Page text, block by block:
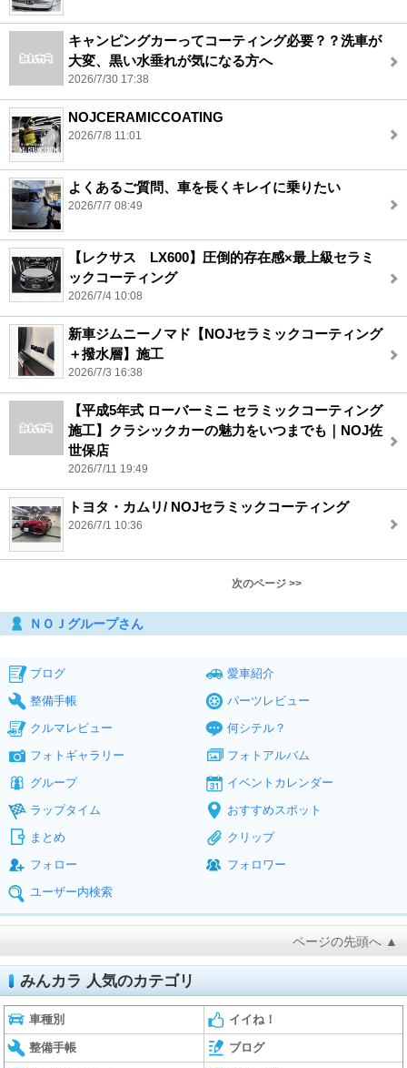
キャンピングカーってコーティング必要？？洗車が
大変、黒い水垂れが気になる方へ
2026/7/30 17:38
NOJCERAMICCOATING
2026/7/8 11:01
よくあるご質問、車を長くキレイに乗りたい
2026/7/7 08:49
【レクサス LX600】圧倒的存在感×最上級セラミ
ックコーティング
2026/7/4 10:08
新車ジムニーノマド【NOJセラミックコーティング
＋撥水層】施工
2026/7/3 16:38
【平成5年式 ローバーミニ セラミックコーティング
施工】クラシックカーの魅力をいつまでも｜NOJ佐
世保店
2026/7/11 19:49
トヨタ・カムリ/ NOJセラミックコーティング
2026/7/1 10:36
次のページ >>
ＮＯＪグループさん
ブログ
愛車紹介
整備手帳
パーツレビュー
クルマレビュー
何シテル？
フォトギャラリー
フォトアルバム
グループ
イベントカレンダー
ラップタイム
おすすめスポット
まとめ
クリップ
フォロー
フォロワー
ユーザー内検索
ページの先頭へ ▲
みんカラ 人気のカテゴリ
車種別 イイね！
整備手帳 ブログ